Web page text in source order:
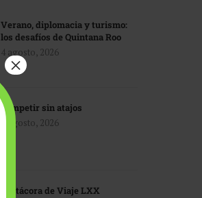
Verano, diplomacia y turismo:
los desafíos de Quintana Roo
4 agosto, 2026
Competir sin atajos
4 agosto, 2026
Bitácora de Viaje LXX
×